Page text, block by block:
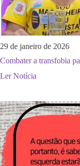
29 de janeiro de 2026
Combater a transfobia
Ler Notícia